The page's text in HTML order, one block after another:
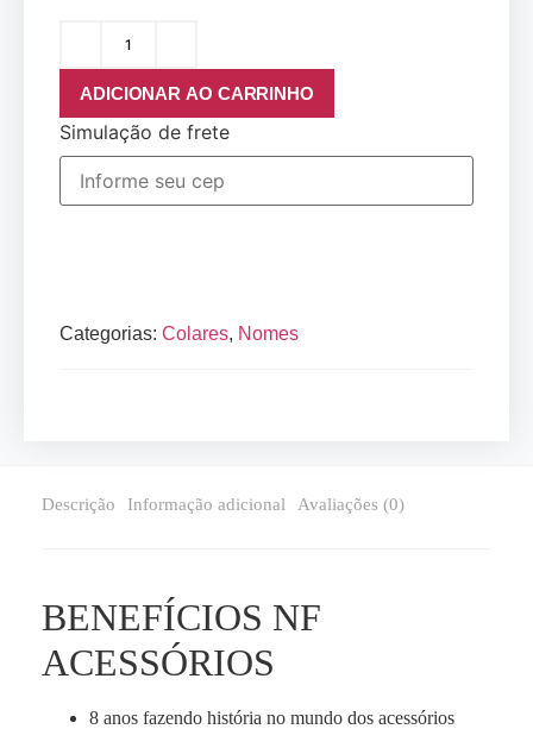
ADICIONAR AO CARRINHO
Simulação de frete
Categorias: Colares, Nomes
Descrição Informação adicional Avaliações (0)
BENEFÍCIOS NF
ACESSÓRIOS
8 anos fazendo história no mundo dos acessórios